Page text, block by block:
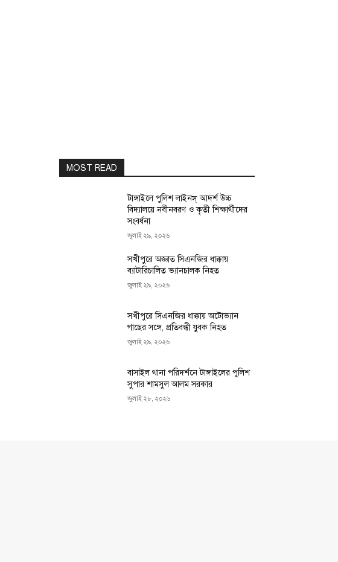
MOST READ
টাঙ্গাইলে পুলিশ লাইনস্ আদর্শ উচ্চ
বিদ্যালয়ে নবীনবরণ ও কৃতী শিক্ষার্থীদের
সংবর্ধনা
জুলাই ২৯, ২০২৬
সখীপুরে অজ্ঞাত সিএনজির ধাক্কায়
ব্যাটারিচালিত ভ্যানচালক নিহত
জুলাই ২৯, ২০২৬
সখীপুরে সিএনজির ধাক্কায় অটোভ্যান
গাছের সঙ্গে, প্রতিবন্ধী যুবক নিহত
জুলাই ২৯, ২০২৬
বাসাইল থানা পরিদর্শনে টাঙ্গাইলের পুলিশ
সুপার শামসুল আলম সরকার
জুলাই ২৮, ২০২৬